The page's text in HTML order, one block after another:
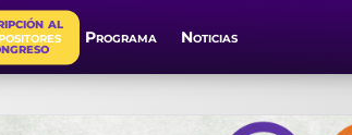
Programa Noticias
al